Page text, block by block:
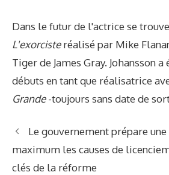
Dans le futur de l'actrice se
L'exorcisteréalisé par Mike
Tiger de James Gray. Johansson
débuts en tant que réalisatrice
Grande-toujours sans date de
Le gouvernement prépare
maximum les causes de
clés de la réforme